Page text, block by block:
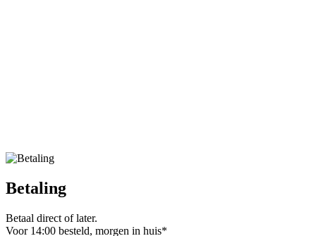
Betaling
Betaal direct of later.
Voor 14:00 besteld, morgen in huis*